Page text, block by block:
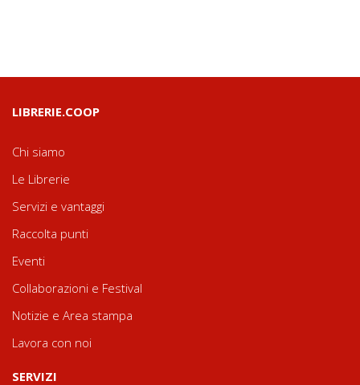
LIBRERIE.COOP
Chi siamo
Le Librerie
Servizi e vantaggi
Raccolta punti
Eventi
Collaborazioni e Festival
Notizie e Area stampa
Lavora con noi
SERVIZI